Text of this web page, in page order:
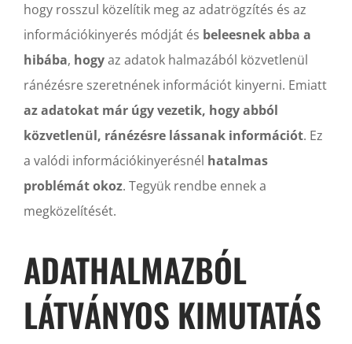
hogy rosszul közelítik meg az adatrögzítés és az
információkinyerés módját és beleesnek abba a
hibába, hogyaz adatok halmazából közvetlenül
ránézésre szeretnének információt kinyerni. Emiatt
az adatokat már úgy vezetik, hogy abból
közvetlenül, ránézésre lássanak információt. Ez
a valódi információkinyerésnél hatalmas
problémát okoz. Tegyük rendbe ennek a
megközelítését.
ADATHALMAZBÓL
LÁTVÁNYOS KIMUTATÁS